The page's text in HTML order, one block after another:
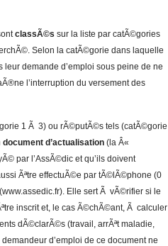
classÃ©s sur la liste par catÃ©gories
Selon la catÃ©gorie dans laquelle
leur demande d’emploi sous peine de ne
l’interruption du versement des
1 Ã 3) ou rÃ©putÃ©s tels (catÃ©gorie
document d’actualisation (la Â«
par l’AssÃ©dic et qu’ils doivent
Ãªtre effectuÃ©e par tÃ©lÃ©phone (0
Elle sert Ã vÃ©rifier si le
inscrit et, le cas Ã©chÃ©ant, Ã calculer
dÃ©clarÃ©s (travail, arrÃªt maladie,
d’emploi de ce document ne